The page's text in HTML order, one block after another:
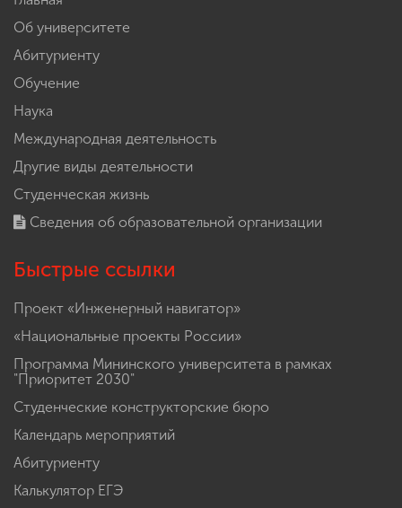
Об университете
Абитуриенту
Обучение
Наука
Международная деятельность
Другие виды деятельности
Студенческая жизнь
Сведения об образовательной организации
Быстрые ссылки
Проект «Инженерный навигатор»
«Национальные проекты России»
Программа Мининского университета в рамках
"Приоритет 2030"
Студенческие конструкторские бюро
Календарь мероприятий
Абитуриенту
Калькулятор ЕГЭ